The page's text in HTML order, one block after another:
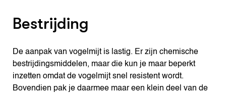
Bestrijding
De aanpak van vogelmijt is lastig. Er zijn chemische
bestrijdingsmiddelen, maar die kun je maar beperkt
inzetten omdat de vogelmijt snel resistent wordt.
Bovendien pak je daarmee maar een klein deel van de